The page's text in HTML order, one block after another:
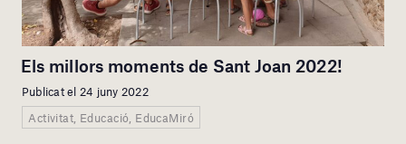
Els millors moments de Sant Joan 2022!
Publicat el 24 juny 2022
Activitat, Educació, EducaMiró